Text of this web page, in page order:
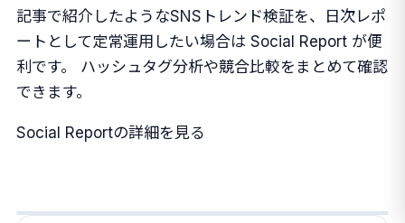
記事で紹介したようなSNSトレンド検証を、日次レポ
ートとして定常運用したい場合は Social Report が便
利です。 ハッシュタグ分析や競合比較をまとめて確認
できます。
Social Reportの詳細を見る